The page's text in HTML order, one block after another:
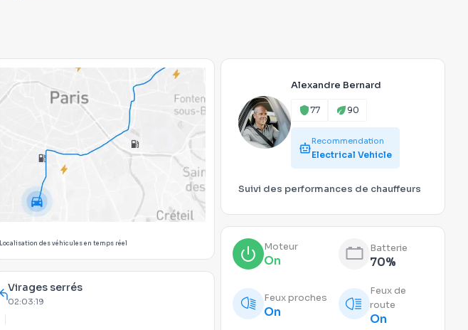
Localisation des véhicules en temps réel
Virages serrés
02:03:19
Alexandre Bernard
77 90
Recommendation
Electrical Vehicle
Suivi des performances de chauffeurs
Moteur
On
Batterie
70%
Feux proches
On
Feux de
route
On